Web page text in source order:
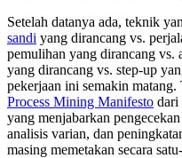
Setelah datanya ada, teknik
sandi yang dirancang vs.
pemulihan yang dirancang vs.
yang dirancang vs. step-up
pekerjaan ini semakin
Process Mining Manifesto dari
yang menjabarkan
analisis varian, dan
masing memetakan secara